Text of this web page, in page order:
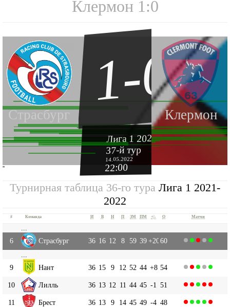
Клермон 1:0
Страсбург Клермон
1-0
Лига 1 2021-2022
37-й тур
14.05.2022
22:00
''
Турнирная таблица 36-го тура Лига 1 2021-
2022
# Команда И В Н П ЗМ ПМ +|- О Матчи
6
Страсбург 36 16 12 8 59 39+2060
9
Нант 36 15 9 12 52 44 +8 54
10 Лилль 36 13 12 11 44 45 -1 51
11 Брест 36 13 9 14 45 49 -4 48